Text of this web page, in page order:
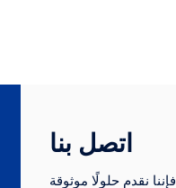
اتصل بنا
نقدم حلولًا موثوقة